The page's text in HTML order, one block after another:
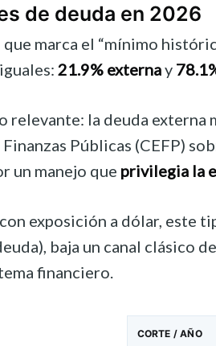
de deuda en 2026
marca el “mínimo
21.9% externay
relevante: la deuda externa
Finanzas Públicas (CEFP)
un manejo que privilegia la
exposición a dólar, este
baja un canal
financiero.
CORTE / AÑO